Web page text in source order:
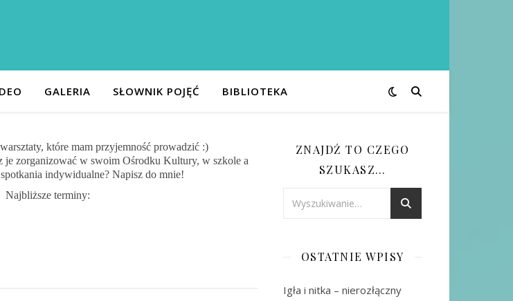
GALERIA SŁOWNIK POJĘĆ BIBLIOTEKA
które mam przyjemność prowadzić :)
je zorganizować w swoim Ośrodku Kultury, w szkole a
indywidualne? Napisz do mnie!
Najbliższe terminy:
ZNAJDŹ TO CZEGO
SZUKASZ…
OSTATNIE WPISY
Igła i nitka – nierozłączny